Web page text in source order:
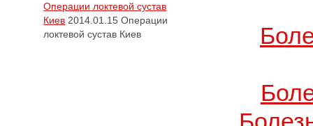
Операции локтевой сустав
Киев 2014.01.15 Операции
локтевой сустав Киев